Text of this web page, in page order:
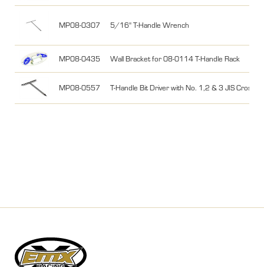
MP08-0307 5/16" T-Handle Wrench
MP08-0435 Wall Bracket for 08-0114 T-Handle Rack
MP08-0557 T-Handle Bit Driver with No. 1,2 & 3 JIS Cross-